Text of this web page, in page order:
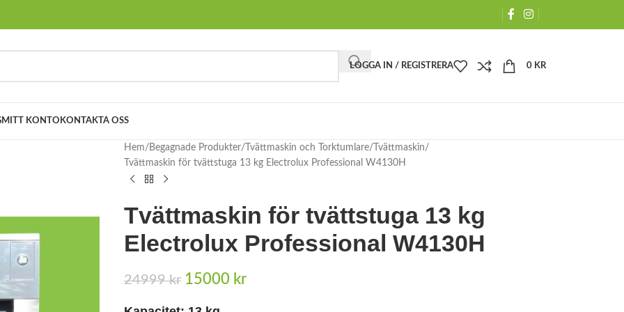
LOGGA IN / REGISTRERA 0 KR
MITT KONTO KONTAKTA OSS
Hem Begagnade Produkter Tvättmaskin och Torktumlare
Tvättmaskin
Tvättmaskin för tvättstuga 13 kg Electrolux Professional W4130H
Tvättmaskin för tvättstuga 13 kg
Electrolux Professional W4130H
24999kr 15000 kr